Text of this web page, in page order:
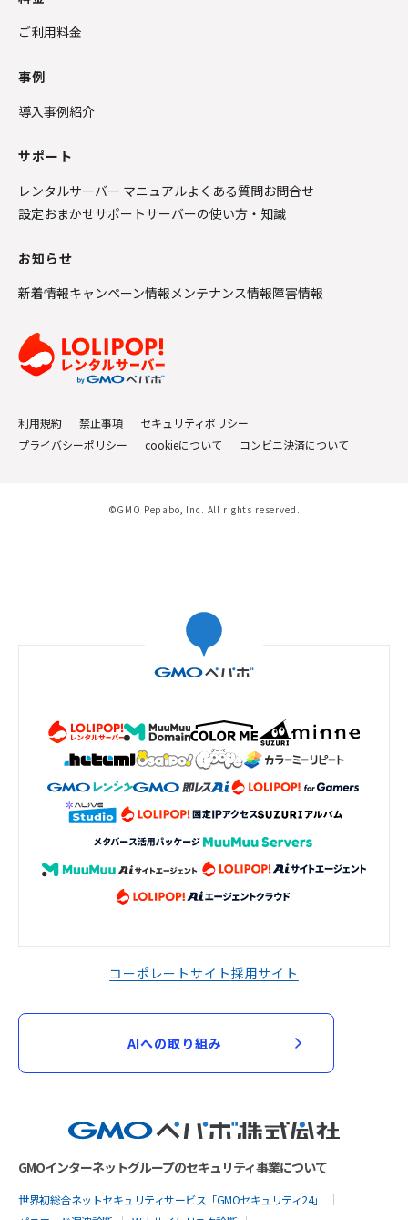
ご利用料金
事例
導入事例紹介
サポート
レンタルサーバー マニュアルよくある質問お問合せ
設定おまかせサポートサーバーの使い方・知識
お知らせ
新着情報キャンペーン情報メンテナンス情報障害情報
利用規約 禁止事項
セキュリティポリシー
プライバシーポリシー
cookieについて コンビニ決済について
©GMO Pepabo, Inc. All rights reserved.
コーポレートサイト採用サイト
AIへの取り組み
GMOインターネットグループのセキュリティ事業について
世界初総合ネットセキュリティサービス「GMOセキュリティ24」